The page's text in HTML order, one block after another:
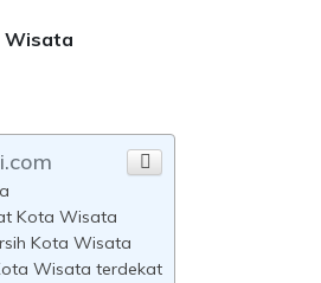
Wisata
Kota Wisata
Kota Wisata
Wisata terdekat